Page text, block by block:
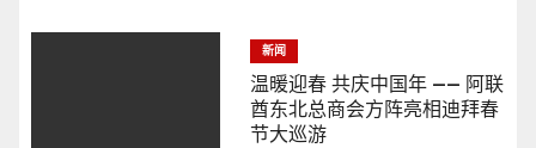
新闻
温暖迎春 共庆中国年 —— 阿联
酋东北总商会方阵亮相迪拜春
节大巡游